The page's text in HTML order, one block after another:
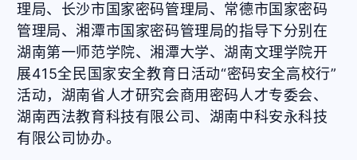
理局、长沙市国家密码管理局、常德市国家密码
管理局、湘潭市国家密码管理局的指导下分别在
湖南第一师范学院、湘潭大学、湖南文理学院开
展415全民国家安全教育日活动“密码安全高校行”
活动，湖南省人才研究会商用密码人才专委会、
湖南西法教育科技有限公司、湖南中科安永科技
有限公司协办。